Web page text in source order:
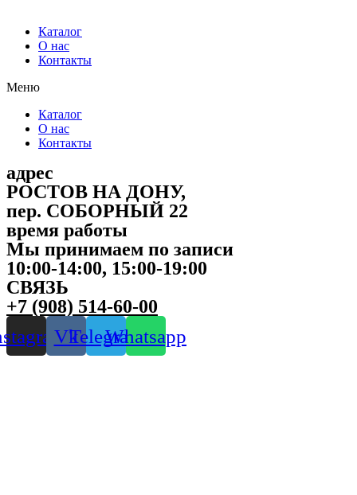
Каталог
О нас
Контакты
Меню
Каталог
О нас
Контакты
адрес
РОСТОВ НА ДОНУ,
пер. СОБОРНЫЙ 22
время работы
Мы принимаем по записи
10:00-14:00, 15:00-19:00
СВЯЗЬ
+7 (908) 514-60-00
VkTelegramWhatsapp